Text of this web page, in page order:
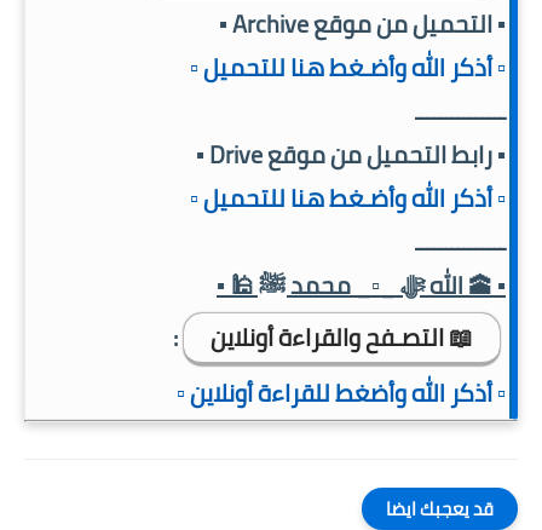
▪️ التحميل من موقع Archive ▪️
▫️ أذكر الله وأضـغط هنا للتحميل ▫️
ـــــــــــــــ
▪️ رابط التحميل من موقع Drive ▪️
▫️ أذكر الله وأضـغط هنا للتحميل ▫️
ـــــــــــــــ
▪️ 🕋 الله ﷻ _▫️_ محمد ﷺ 🕌 ▪️
📖 التصـفح والقراءة أونلاين
:
▫️ أذكر الله وأضغط للقراءة أونلاين ▫️
قد يعجبك ايضا